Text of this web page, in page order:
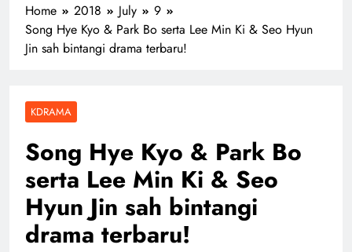
Home 2018 July
9
Song Hye Kyo & Park Bo serta Lee Min Ki & Seo Hyun
Jin sah bintangi drama terbaru!
KDRAMA
Song Hye Kyo & Park Bo
serta Lee Min Ki & Seo
Hyun Jin sah bintangi
drama terbaru!